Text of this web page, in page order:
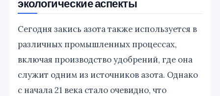
экологические аспекты
Сегодня закись азота также используется в
различных промышленных процессах,
включая производство удобрений, где она
служит одним из источников азота. Однако
с начала 21 века стало очевидно, что